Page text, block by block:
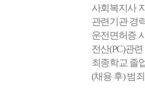
사회복지사
관련기관 경
운전면허증
전산(PC)관련
최종학교 졸
(채용 후)범